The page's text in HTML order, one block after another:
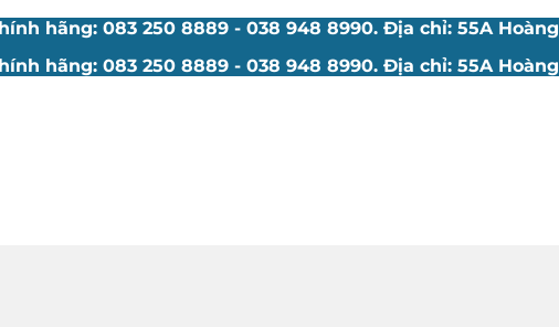
hãng: 083 250 8889 - 038 948 8990. Địa chỉ: 55A
hãng: 083 250 8889 - 038 948 8990. Địa chỉ: 55A